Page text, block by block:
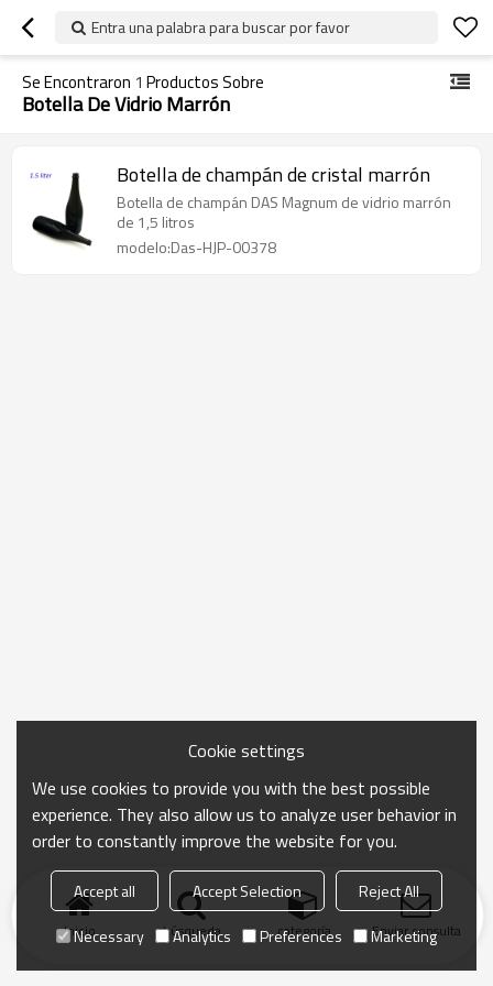
Entra una palabra para buscar por favor
Se Encontraron 1 Productos Sobre
Botella De Vidrio Marrón
Botella de champán de cristal marrón
Botella de champán DAS Magnum de vidrio marrón
de 1,5 litros
modelo:Das-HJP-00378
Inicio búsqueda categoría Enviar consulta
Cookie settings
We use cookies to provide you with the best possible
experience. They also allow us to analyze user behavior in
order to constantly improve the website for you.
Accept all Accept Selection
Reject All
Necessary
Analytics Preferences Marketing